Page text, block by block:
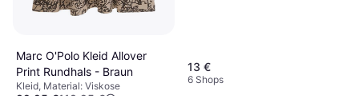
Marc O'Polo Kleid Allover
Print Rundhals - Braun
Kleid, Material: Viskose
89,95 €118,95 €
13 €
6 Shops